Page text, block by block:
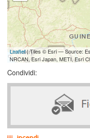
Leaflet| Tiles © Esri — Source:
NRCAN, Esri Japan, METI, Esri
Condividi: